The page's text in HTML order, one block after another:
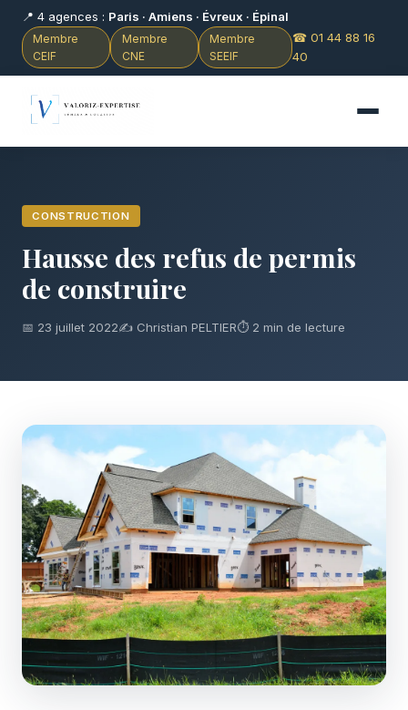
📍 4 agences : Paris · Amiens · Évreux · Épinal
Membre
CEIF
Membre
CNE
Membre
SEEIF
☎ 01 44 88 16
40
CONSTRUCTION
Hausse des refus de permis
de construire
📅 23 juillet 2022✍️ Christian PELTIER⏱ 2 min de lecture